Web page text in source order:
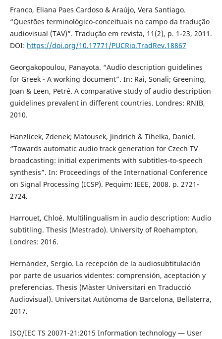
Franco, Eliana Paes Cardoso & Araújo, Vera Santiago.
“Questões terminológico-conceituais no campo da tradução
audiovisual (TAV)”. Tradução em revista, 11(2), p. 1-23, 2011.
DOI: https://doi.org/10.17771/PUCRio.TradRev.18867
Georgakopoulou, Panayota. “Audio description guidelines
for Greek - A working document”. In: Rai, Sonali; Greening,
Joan & Leen, Petré. A comparative study of audio description
guidelines prevalent in different countries. Londres: RNIB,
2010.
Hanzlicek, Zdenek; Matousek, Jindrich & Tihelka, Daniel.
“Towards automatic audio track generation for Czech TV
broadcasting: initial experiments with subtitles-to-speech
synthesis”. In: Proceedings of the International Conference
on Signal Processing (ICSP). Pequim: IEEE, 2008. p. 2721-
2724.
Harrouet, Chloé. Multilingualism in audio description: Audio
subtitling. Thesis (Mestrado). University of Roehampton,
Londres: 2016.
Hernández, Sergio. La recepción de la audiosubtitulación
por parte de usuarios videntes: comprensión, aceptación y
preferencias. Thesis (Màster Universitari en Traducció
Audiovisual). Universitat Autònoma de Barcelona, Bellaterra,
2017.
ISO/IEC TS 20071-21:2015 Information technology — User